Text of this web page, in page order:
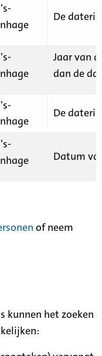
De
Jaar van
dan de
De
Datum
of neem
kunnen het zoeken